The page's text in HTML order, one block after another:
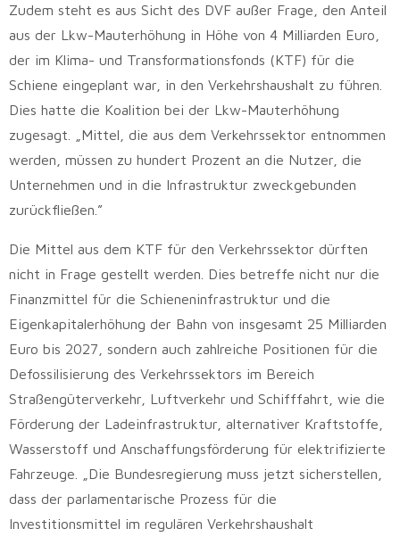
Zudem steht es aus Sicht des DVF außer Frage, den Anteil
aus der Lkw-Mauterhöhung in Höhe von 4 Milliarden Euro,
der im Klima- und Transformationsfonds (KTF) für die
Schiene eingeplant war, in den Verkehrshaushalt zu führen.
Dies hatte die Koalition bei der Lkw-Mauterhöhung
zugesagt. „Mittel, die aus dem Verkehrssektor entnommen
werden, müssen zu hundert Prozent an die Nutzer, die
Unternehmen und in die Infrastruktur zweckgebunden
zurückfließen.”
Die Mittel aus dem KTF für den Verkehrssektor dürften
nicht in Frage gestellt werden. Dies betreffe nicht nur die
Finanzmittel für die Schieneninfrastruktur und die
Eigenkapitalerhöhung der Bahn von insgesamt 25 Milliarden
Euro bis 2027, sondern auch zahlreiche Positionen für die
Defossilisierung des Verkehrssektors im Bereich
Straßengüterverkehr, Luftverkehr und Schifffahrt, wie die
Förderung der Ladeinfrastruktur, alternativer Kraftstoffe,
Wasserstoff und Anschaffungsförderung für elektrifizierte
Fahrzeuge. „Die Bundesregierung muss jetzt sicherstellen,
dass der parlamentarische Prozess für die
Investitionsmittel im regulären Verkehrshaushalt